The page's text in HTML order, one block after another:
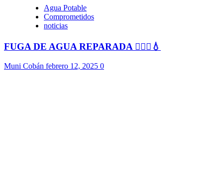
Agua Potable
Comprometidos
noticias
FUGA DE AGUA REPARADA 👷🏻‍♂️💧
Muni Cobán febrero 12, 2025 0